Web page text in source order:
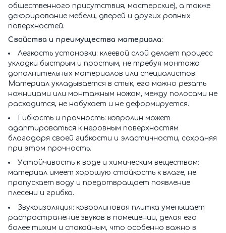
общественного присутствия, мастерские), а также
декорирование мебели, дверей и других ровных
поверхностей.
Свойства и преимущества материала:
Легкость установки: клеевой слой делает процесс
укладки быстрым и простым, не требуя монтажа
дополнительных материалов или специалистов.
Материал укладывается в стык, его можно резать
ножницами или монтажным ножом, между полосами не
расходится, не набухает и не деформируется.
Гибкость и прочность: ковролин может
адаптироваться к неровным поверхностям
благодаря своей гибкости и эластичности, сохраняя
при этом прочность.
Устойчивость к воде и химическим веществам:
материал имеет хорошую стойкость к влаге, не
пропускает воду и предотвращает появление
плесени и грибка.
Звукоизоляция: ковролиновая плитка уменьшает
распространение звуков в помещении, делая его
более тихим и спокойным, что особенно важно в